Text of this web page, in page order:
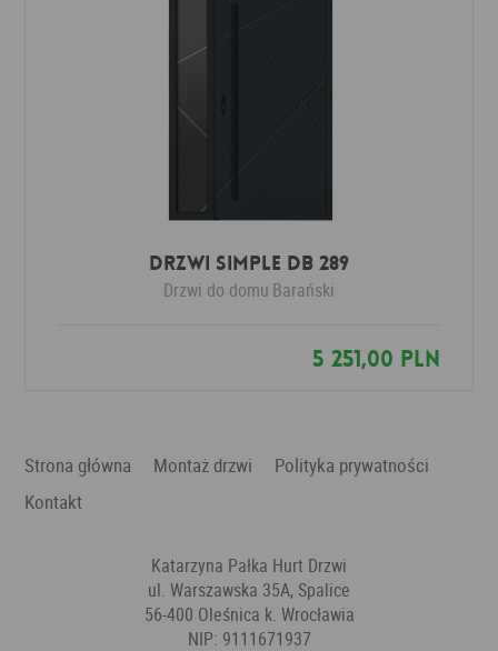
Drzwi SIMPLE DB 289
Drzwi do domu Barański
5 251,00 PLN
Strona główna Montaż drzwi
Polityka prywatności
Kontakt
Katarzyna Pałka Hurt Drzwi
ul. Warszawska 35A, Spalice
56-400 Oleśnica k. Wrocławia
NIP: 9111671937